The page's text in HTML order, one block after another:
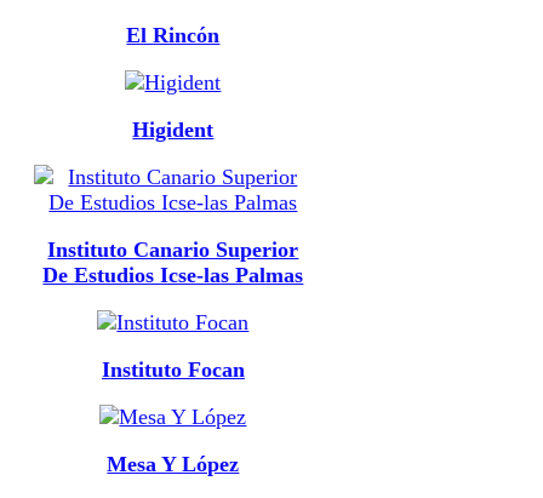
El Rincón
Higident
Instituto Canario Superior
De Estudios Icse-las Palmas
Instituto Focan
Mesa Y López